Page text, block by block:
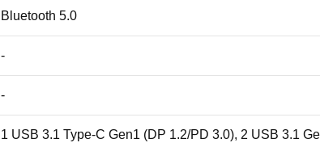
Bluetooth 5.0
-
-
1 USB 3.1 Type-C Gen1 (DP 1.2/PD 3.0), 2 USB 3.1